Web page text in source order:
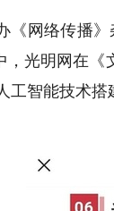
络传播》
光明网在
智能技术搭